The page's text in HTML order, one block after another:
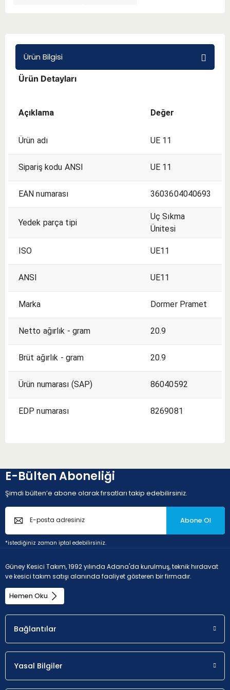
Ürün Bilgisi
Ürün Detayları
Açıklama Değer
Ürün adı UE 11
Sipariş kodu ANSI UE 11
EAN numarası 3603604040693
Yedek parça tipi
Uç Sıkma
Ünitesi
ISO UE11
ANSI UE11
Marka Dormer Pramet
Netto ağırlık - gram 20.9
Brüt ağırlık - gram 20.9
Ürün numarası (SAP) 86040592
EDP numarası 8269081
E-Bülten Aboneliği
Şimdi bülten’e abone olarak fırsatları takip edebilirsiniz.
Abone Ol
*istediğiniz zaman iptal edebilirsiniz.
Güney Kesici Takım, 1992 yılında Adana'da kurulmuş, teknik hırdavat
ve kesici takım satışı alanında faaliyet gösteren bir firmadır.
Hemen Oku
Bağlantılar
Yasal Bilgiler